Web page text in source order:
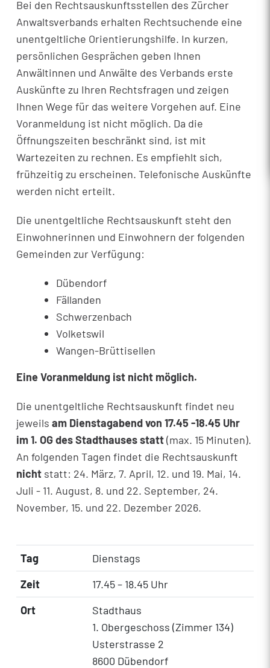
Bei den Rechtsauskunftsstellen des Zürcher
Anwaltsverbands erhalten Rechtsuchende eine
unentgeltliche Orientierungshilfe. In kurzen,
persönlichen Gesprächen geben Ihnen
Anwältinnen und Anwälte des Verbands erste
Auskünfte zu Ihren Rechtsfragen und zeigen
Ihnen Wege für das weitere Vorgehen auf. Eine
Voranmeldung ist nicht möglich. Da die
Öffnungszeiten beschränkt sind, ist mit
Wartezeiten zu rechnen. Es empfiehlt sich,
frühzeitig zu erscheinen. Telefonische Auskünfte
werden nicht erteilt.
Die unentgeltliche Rechtsauskunft steht den
Einwohnerinnen und Einwohnern der folgenden
Gemeinden zur Verfügung:
Dübendorf
Fällanden
Schwerzenbach
Volketswil
Wangen-Brüttisellen
Eine Voranmeldung ist nicht möglich.
Die unentgeltliche Rechtsauskunft findet neu
jeweils am Dienstagabend von 17.45 -18.45 Uhr
im 1. OG des Stadthauses statt(max. 15 Minuten).
An folgenden Tagen findet die Rechtsauskunft
nicht statt: 24. März, 7. April, 12. und 19. Mai, 14.
Juli - 11. August, 8. und 22. September, 24.
November, 15. und 22. Dezember 2026.
Tag
Dienstags
Zeit
17.45 – 18.45 Uhr
Ort
Stadthaus
1. Obergeschoss (Zimmer 134)
Usterstrasse 2
8600 Dübendorf